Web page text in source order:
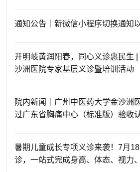
通知公告｜新微信小程序切换通知
开明岐黄润阳春，同心义诊惠民生
沙洲医院专家基层义诊暨培训活动
院内新闻｜广州中医药大学金沙洲
过广东省胸痛中心（标准版）验收
暑期儿童成长专项义诊来袭！7月
诊，一站式完成身高、体态、视力